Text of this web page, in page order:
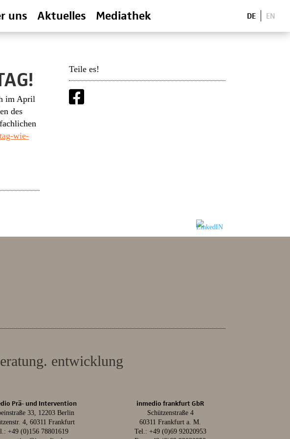
uns Aktuelles Mediathek DE EN
im April
des
wie-
Teile es!
entwicklung
Prä- und Intervention
33, 12203 Berlin
4, 60311 Frankfurt
+49 (0)156 78801619
inmedio frankfurt GbR
Schützenstraße 4
60311 Frankfurt a. M.
Tel.: +49 (0)69 92020953